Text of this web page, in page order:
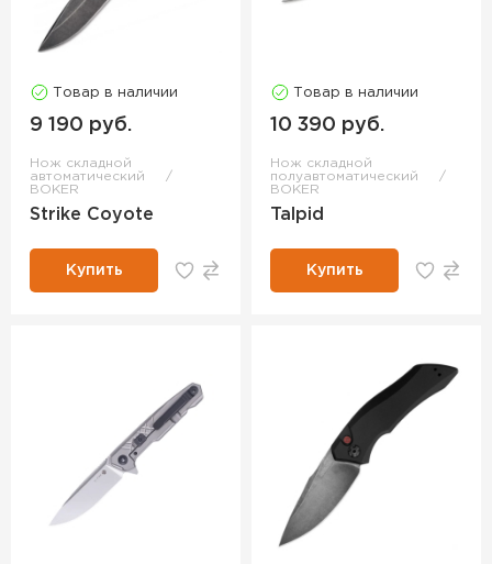
Товар в наличии
9 190 руб.
Нож складной
автоматический
BOKER
Strike Coyote
Купить
Товар в наличии
10 390 руб.
Нож складной
полуавтоматический
BOKER
Talpid
Купить